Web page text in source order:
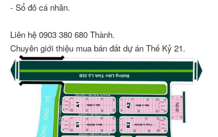
- Sổ đỏ cá nhân.
Liên hệ 0903 380 680 Thành.
Chuyên giới thiệu mua bán đất dự án Thế Kỷ 21.